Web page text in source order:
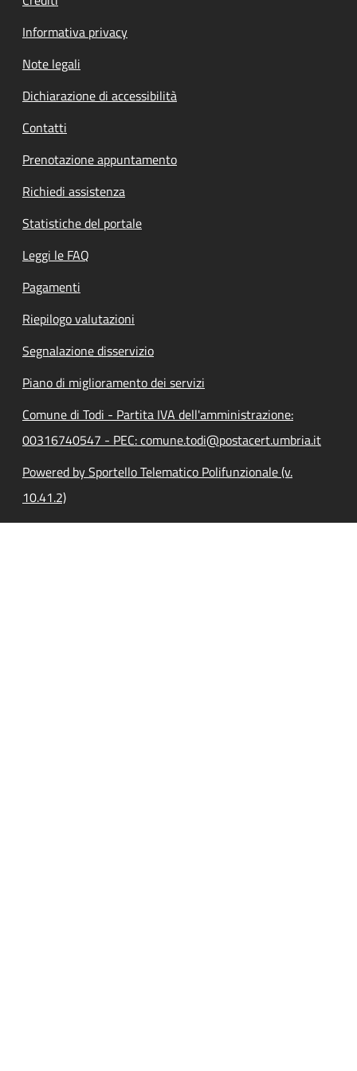
Informativa privacy
Note legali
Dichiarazione di accessibilità
Contatti
Prenotazione appuntamento
Richiedi assistenza
Statistiche del portale
Leggi le FAQ
Pagamenti
Riepilogo valutazioni
Segnalazione disservizio
Piano di miglioramento dei servizi
Comune di Todi - Partita IVA dell'amministrazione:
00316740547 - PEC: comune.todi@postacert.umbria.it
Powered by Sportello Telematico Polifunzionale (v.
10.41.2)